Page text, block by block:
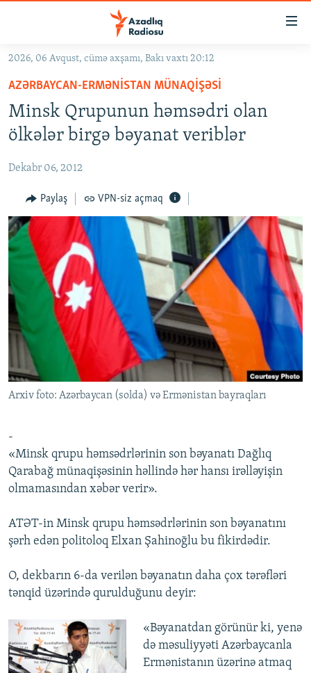
Əsas
qayıt
Əsas
naviqasiyaya
qayıt
Axtarışa
#İZAHLA
KORRUPSIOMETR
FƏRQƏ BAX
QANUNI DOĞRU
ARAŞDIRMA
MULTIMEDIA
VIDEO
FOTOQALEREYA
İNFOQRAFIKA
KARIKATURA
RADIO ARXIV
OXU ZALI
AZƏRBAYCAN ƏDƏBIYYATI KITABXANASI
İSLAM VƏ DEMOKRATIYA
İZ - MƏDƏNIYYƏT PROQRAMI
HAQQIMIZDA
MISSIYAMIZ
PEŞƏ ETIKASI VƏ JURNALISTIKA STANDARTLARIMIZ
MATERIALLARIMIZDAN ISTIFADƏ
AZADLIQRADIOSU MOBIL TELEFONUNUZDA
XƏBƏR BÜLLETENLƏRIMIZ
BIZI IZLƏ
RFE/RL-in bütün saytları
2026, 06 Avqust, cümə axşamı, Bakı vaxtı 20:12
AZƏRBAYCAN-ERMƏNISTAN MÜNAQIŞƏSI
Minsk Qrupunun həmsədri olan
ölkələr birgə bəyanat veriblər
Dekabr 06, 2012
Paylaş VPN-siz açmaq
Arxiv foto: Azərbaycan (solda) və Ermənistan bayraqları
-
«Minsk qrupu həmsədrlərinin son bəyanatı Dağlıq
Qarabağ münaqişəsinin həllində hər hansı irəlləyişin
olmamasından xəbər verir».
ATƏT-in Minsk qrupu həmsədrlərinin son bəyanatını
şərh edən politoloq Elxan Şahinoğlu bu fikirdədir.
O, dekbarın 6-da verilən bəyanatın daha çox tərəfləri
tənqid üzərində qurulduğunu deyir:
«Bəyanatdan görünür ki, yenə
də məsuliyyəti Azərbaycanla
Ermənistanın üzərinə atmaq